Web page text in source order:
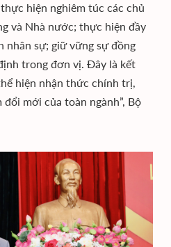
hiện nghiêm túc các chủ
và Nhà nước; thực hiện đầy
nhân sự; giữ vững sự đồng
trong đơn vị. Đây là kết
hiện nhận thức chính trị,
mới của toàn ngành”, Bộ